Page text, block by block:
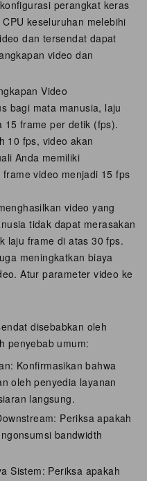
perangkat keras
keseluruhan melebihi
dan tersendat dapat
video dan
Video
bagi mata manusia, laju
15 frame per detik (fps).
10 fps, video akan
Anda memiliki
video menjadi 15 fps
video yang
tidak dapat merasakan
laju frame di atas 30 fps.
meningkatkan biaya
Atur parameter video ke
disebabkan oleh
penyebab umum:
Konfirmasikan bahwa
oleh penyedia layanan
langsung.
Periksa apakah
bandwidth
Sistem: Periksa apakah